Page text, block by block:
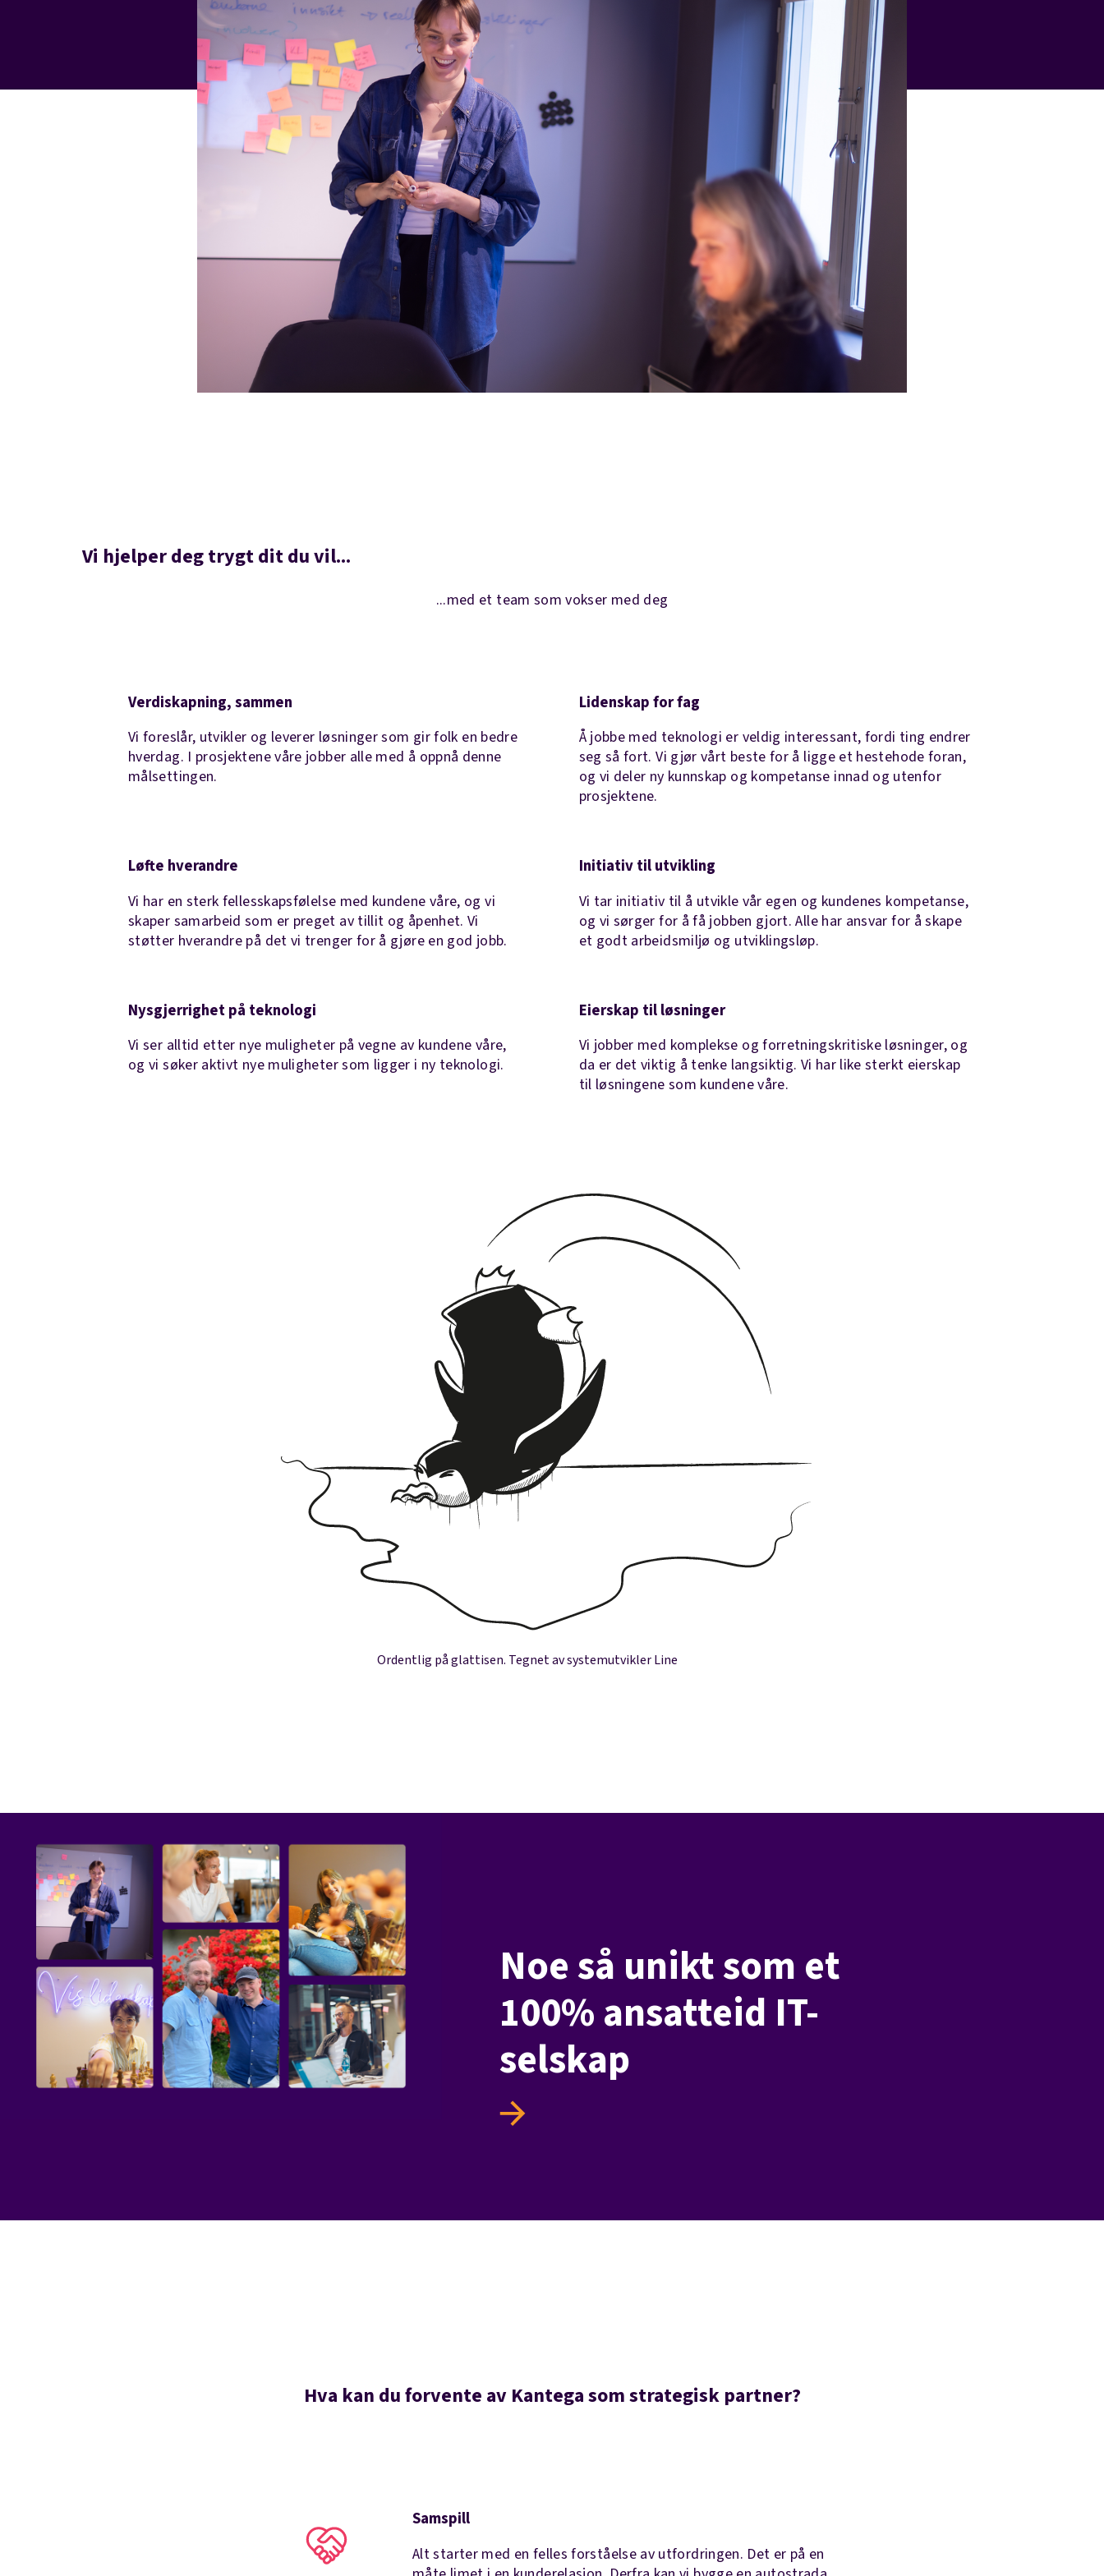
Vi hjelper deg trygt dit du vil...
...med et team som vokser med deg
Verdiskapning, sammen
Vi foreslår, utvikler og leverer løsninger som gir folk en bedre
hverdag​. I prosjektene våre jobber alle med å oppnå denne
målsettingen.
Lidenskap for fag
Å jobbe med teknologi er veldig interessant, fordi ting endrer
seg så fort. Vi gjør vårt beste for å ligge et hestehode foran,
og vi deler ny kunnskap og kompetanse innad og utenfor
prosjektene.
Løfte hverandre
Vi har en sterk fellesskapsfølelse med kundene våre, og vi
skaper samarbeid som er preget av tillit og åpenhet. Vi
støtter hverandre på det vi trenger for å gjøre en god jobb.
Initiativ til utvikling
Vi tar initiativ til å utvikle vår egen og kundenes kompetanse​,
og vi sørger for å få jobben gjort. Alle har ansvar for å skape
et godt arbeidsmiljø og utviklingsløp.
Nysgjerrighet på teknologi
Vi ser alltid etter nye muligheter på vegne av kundene våre,
og vi søker aktivt nye muligheter som ligger i ny teknologi.
Eierskap til løsninger
Vi jobber med komplekse og forretningskritiske løsninger, og
da er det viktig å tenke langsiktig. Vi har like sterkt eierskap
til løsningene som kundene våre.
Ordentlig på glattisen. Tegnet av systemutvikler Line
Noe så unikt som et
100% ansatteid IT-
selskap
Hva kan du forvente av Kantega som strategisk partner?
Samspill
Alt starter med en felles forståelse av utfordringen. Det er på en